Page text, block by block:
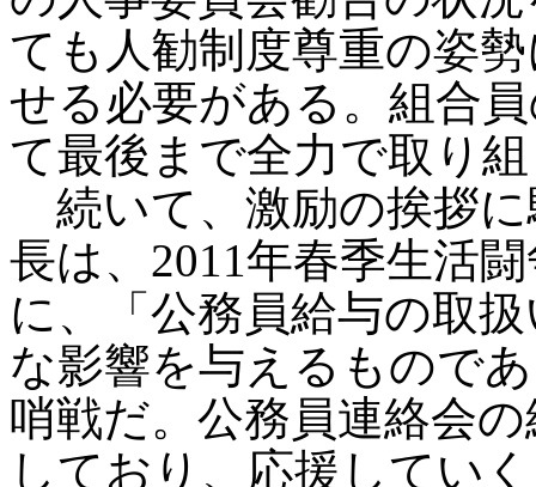
ても人勧制度尊重の姿
せる必要がある。組合
て最後まで全力で取り
続いて、激励の挨拶
長は、2011年春季生活
に、「公務員給与の取
な影響を与えるもので
哨戦だ。公務員連絡会
しており、応援してい